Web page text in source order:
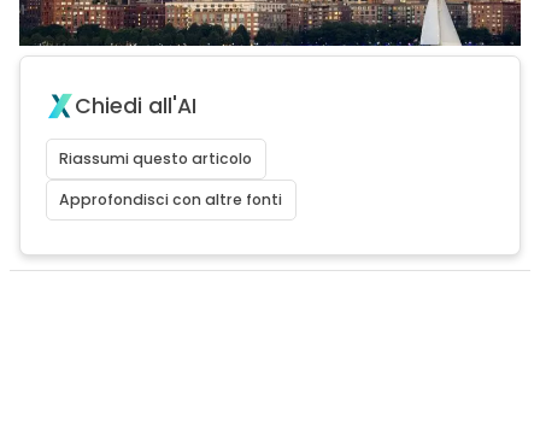
Chiedi all'AI
Riassumi questo articolo
Approfondisci con altre fonti